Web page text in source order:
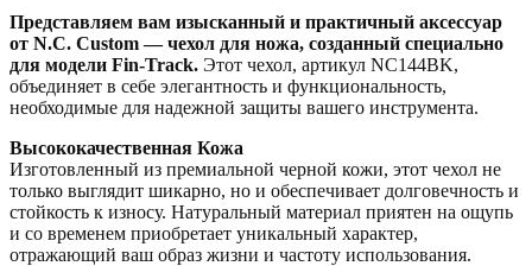
Представляем вам изысканный и практичный аксессуар
от N.C. Custom — чехол для ножа, созданный специально
для модели Fin-Track. Этот чехол, артикул NC144BK,
объединяет в себе элегантность и функциональность,
необходимые для надежной защиты вашего инструмента.
Высококачественная Кожа
Изготовленный из премиальной черной кожи, этот чехол не
только выглядит шикарно, но и обеспечивает долговечность и
стойкость к износу. Натуральный материал приятен на ощупь
и со временем приобретает уникальный характер,
отражающий ваш образ жизни и частоту использования.